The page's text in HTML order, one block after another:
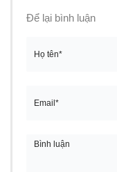
Để lại bình luận